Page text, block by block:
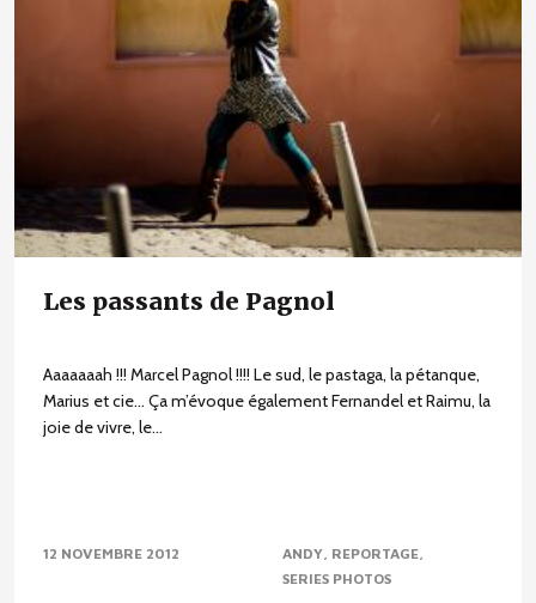
Les passants de Pagnol
Aaaaaaah !!! Marcel Pagnol !!!! Le sud, le pastaga, la pétanque,
Marius et cie… Ça m’évoque également Fernandel et Raimu, la
joie de vivre, le...
12 NOVEMBRE 2012 ANDY REPORTAGE
SERIES PHOTOS